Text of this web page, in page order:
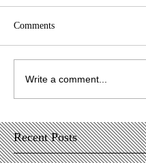
Comments
Write a comment...
Recent Posts